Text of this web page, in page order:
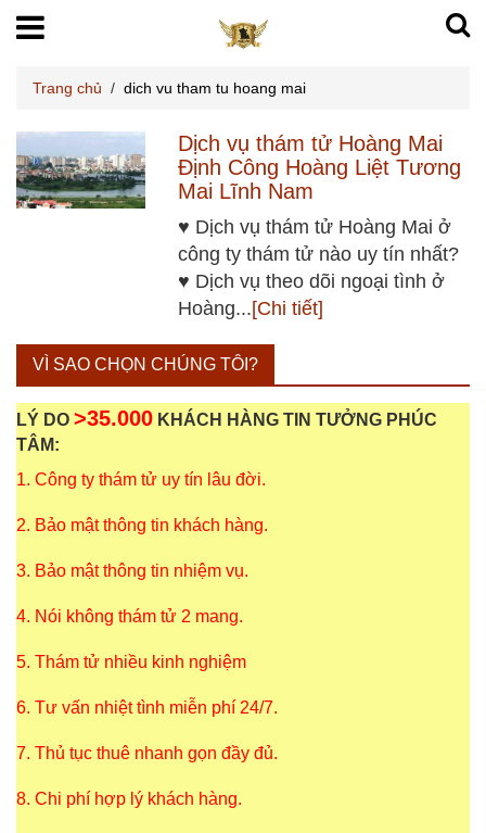
Trang chủ / dich vu tham tu hoang mai
Dịch vụ thám tử Hoàng Mai
Định Công Hoàng Liệt Tương
Mai Lĩnh Nam
♥ Dịch vụ thám tử Hoàng Mai ở
công ty thám tử nào uy tín nhất?
♥ Dịch vụ theo dõi ngoại tình ở
Hoàng...[Chi tiết]
VÌ SAO CHỌN CHÚNG TÔI?
LÝ DO >35.000 KHÁCH HÀNG TIN TƯỞNG PHÚC
TÂM:
1. Công ty thám tử uy tín lâu đời.
2. Bảo mật thông tin khách hàng.
3. Bảo mật thông tin nhiệm vụ.
4. Nói không thám tử 2 mang.
5. Thám tử nhiều kinh nghiệm
6. Tư vấn nhiệt tình miễn phí 24/7.
7. Thủ tục thuê nhanh gọn đầy đủ.
8. Chi phí hợp lý khách hàng.